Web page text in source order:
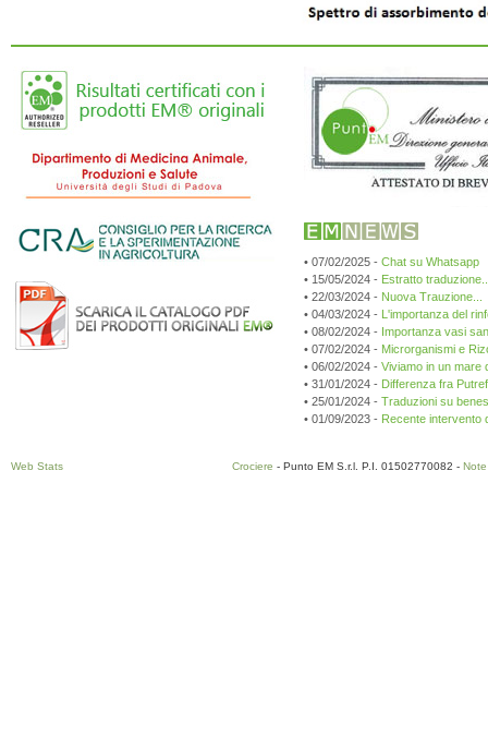
• 07/02/2025 - Chat su Whatsapp
• 15/05/2024 - Estratto
• 22/03/2024 - Nuova Trauzione...
• 04/03/2024 - L'importanza del
• 08/02/2024 - Importanza vasi
• 07/02/2024 - Microrganismi e
• 06/02/2024 - Viviamo in un mare
• 31/01/2024 - Differenza fra
• 25/01/2024 - Traduzioni su
• 01/09/2023 - Recente intervento
Web Stats Crociere - Punto EM S.r.l. P.I. 01502770082 -